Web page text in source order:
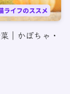
｜かぼちゃ・